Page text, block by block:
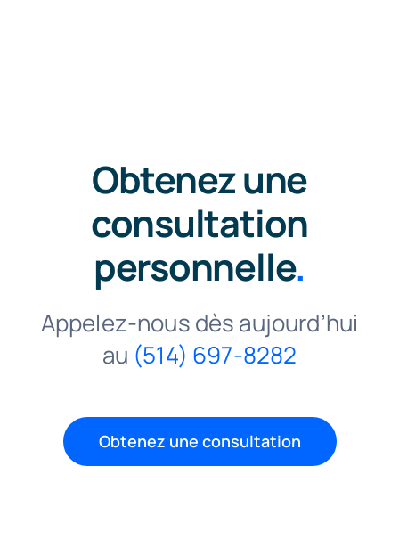
Obtenez une
consultation
personnelle.
Appelez-nous dès aujourd’hui
au (514) 697-8282
Obtenez une consultation